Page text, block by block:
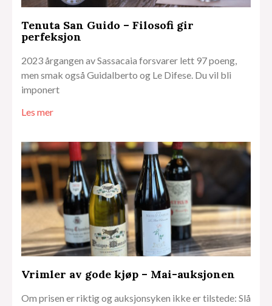
Tenuta San Guido – Filosofi gir
perfeksjon
2023 årgangen av Sassacaia forsvarer lett 97 poeng,
men smak også Guidalberto og Le Difese. Du vil bli
imponert
Les mer
Vrimler av gode kjøp – Mai-auksjonen
Om prisen er riktig og auksjonsyken ikke er tilstede: Slå